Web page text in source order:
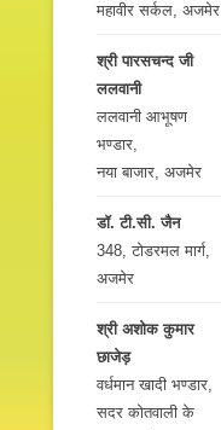
महावीर सर्कल, अजमेर
श्री पारसचन्द जी
ललवानी
ललवानी आभूषण
भण्डार,
नया बाजार, अजमेर
डॉ. टी.सी. जैन
348, टोडरमल मार्ग,
अजमेर
श्री अशोक कुमार
छाजेड़
वर्धमान खादी भण्डार,
सदर कोतवाली के